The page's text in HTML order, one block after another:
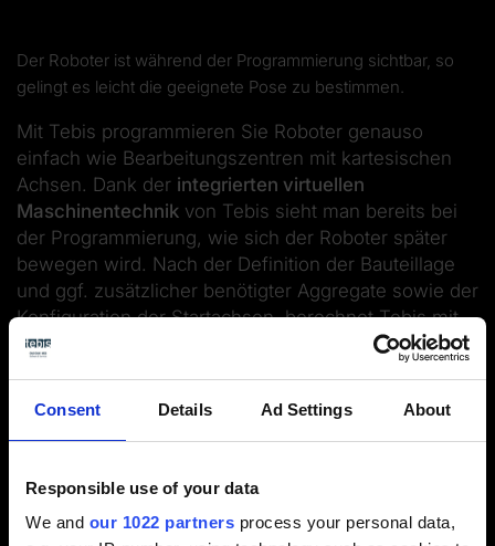
Consent Details Ad Settings About
Responsible use of your data
We and our 1022 partners process your personal data,
Der Roboter ist während der Programmierung sichtbar, so
gelingt es leicht die geeignete Pose zu bestimmen.
Mit Tebis programmieren Sie Roboter genauso
einfach wie Bearbeitungszentren mit kartesischen
Achsen. Dank der integrierten virtuellen
Maschinentechnik von Tebis sieht man bereits bei
der Programmierung, wie sich der Roboter später
bewegen wird. Nach der Definition der Bauteillage
und ggf. zusätzlicher benötigter Aggregate sowie der
Konfiguration der Startachsen, berechnet Tebis mit
wenigen Benutzereingaben
intelligente NC-Wege
. Darüber hinaus können Sie die
komplette Roboter sichtbar